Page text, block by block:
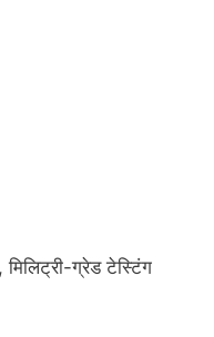
ग्रेड टेस्टिंग